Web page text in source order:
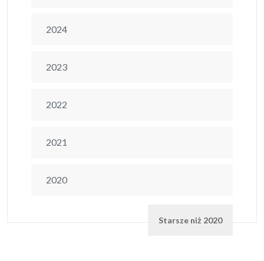
2024
2023
2022
2021
2020
Starsze niż 2020